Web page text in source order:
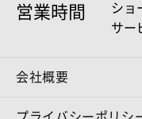
営業時間
ショ
サー
会社概要